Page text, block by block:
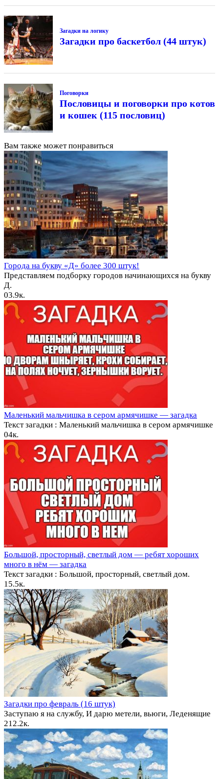
Загадки на логику
Загадки про баскетбол (44 штук)
Поговорки
Пословицы и поговорки про котов
и кошек (115 пословиц)
Вам также может понравиться
Города на букву «Д» более 300 штук!
Представляем подборку городов начинающихся на букву
Д.
03.9к.
Маленький мальчишка в сером армячишке — загадка
Текст загадки : Маленький мальчишка в сером армячишке
04к.
Большой, просторный, светлый дом — ребят хороших
много в нём — загадка
Текст загадки : Большой, просторный, светлый дом.
15.5к.
Загадки про февраль (16 штук)
Заступаю я на службу, И дарю метели, вьюги, Леденящие
212.2к.